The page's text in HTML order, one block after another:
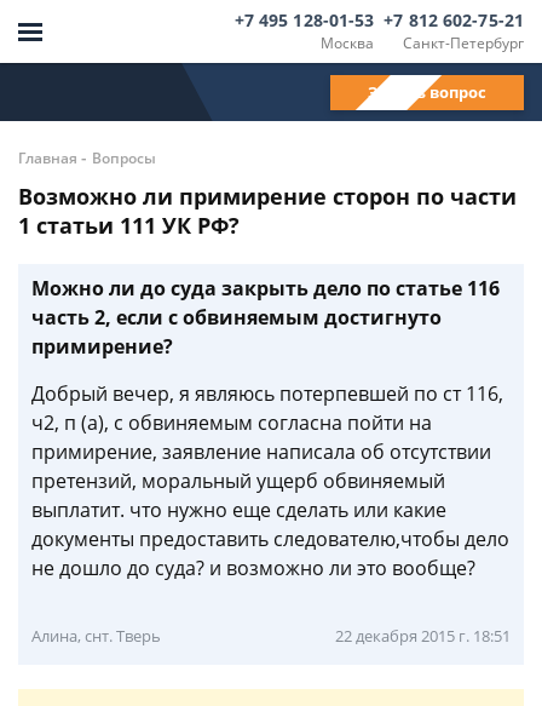
Москва
+7 495 128-01-53
Санкт-Петербург
+7 812 602-75-21
Задать вопрос
Главная - Вопросы
Возможно ли примирение сторон по части
1 статьи 111 УК РФ?
Можно ли до суда закрыть дело по статье 116
часть 2, если с обвиняемым достигнуто
примирение?
Добрый вечер, я являюсь потерпевшей по ст 116,
ч2, п (а), с обвиняемым согласна пойти на
примирение, заявление написала об отсутствии
претензий, моральный ущерб обвиняемый
выплатит. что нужно еще сделать или какие
документы предоставить следователю,чтобы дело
не дошло до суда? и возможно ли это вообще?
Алина, снт. Тверь 22 декабря 2015 г. 18:51